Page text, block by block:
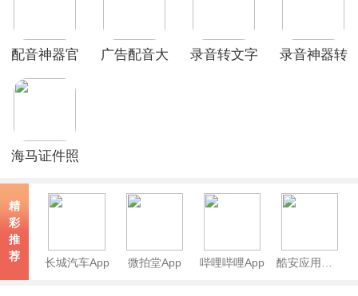
配音神器官
广告配音大
录音转文字
录音神器转
海马证件照
精
彩
推
荐
长城汽车App 微拍堂App 哔哩哔哩App